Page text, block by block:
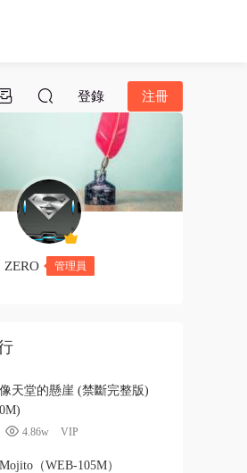
登錄 注冊
ZERO 管理員
天堂的懸崖 (禁斷完整版)
4.86w VIP
（WEB-105M）